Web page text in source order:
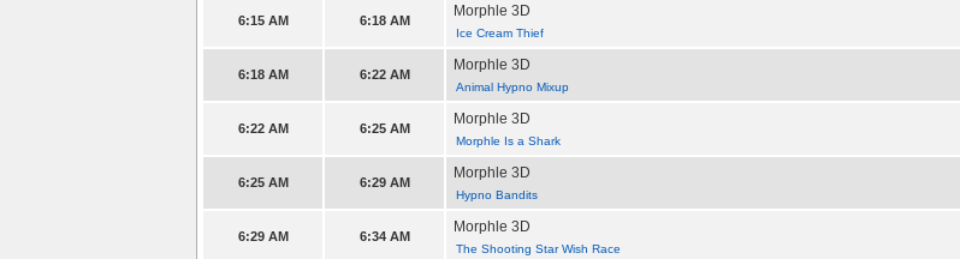
6:15 AM 6:18 AM
Morphle 3D
Ice Cream Thief
6:18 AM 6:22 AM
Morphle 3D
Animal Hypno Mixup
6:22 AM 6:25 AM
Morphle 3D
Morphle Is a Shark
6:25 AM 6:29 AM
Morphle 3D
Hypno Bandits
6:29 AM 6:34 AM
Morphle 3D
The Shooting Star Wish Race